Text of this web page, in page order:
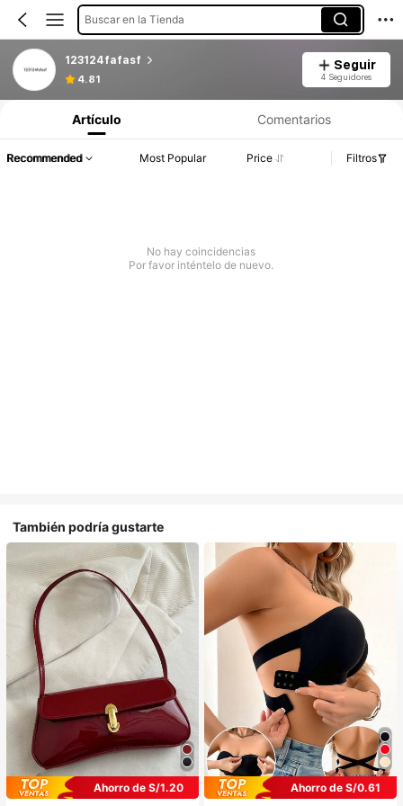
Buscar en la Tienda
123124fafasf
4.81
Seguir
4 Seguidores
Artículo Comentarios
Recommended Most Popular Price Filtros
No hay coincidencias
Por favor inténtelo de nuevo.
También podría gustarte
Ahorro de S/1.20
Ahorro de S/0.61